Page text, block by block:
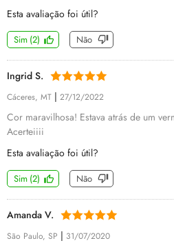
Esta avaliação foi útil?
Sim (2) Não
Ingrid S.
Cáceres, MT | 27/12/2022
Cor maravilhosa! Estava atrás de um
Acerteiiii
Esta avaliação foi útil?
Sim (2) Não
Amanda V.
São Paulo, SP | 31/07/2020